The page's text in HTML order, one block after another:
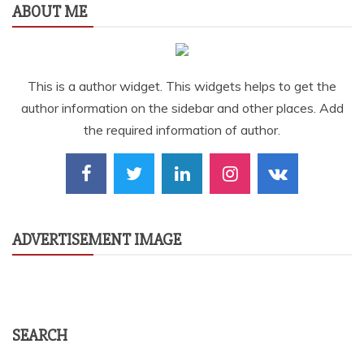
ABOUT ME
This is a author widget. This widgets helps to get the
author information on the sidebar and other places. Add
the required information of author.
ADVERTISEMENT IMAGE
SEARCH